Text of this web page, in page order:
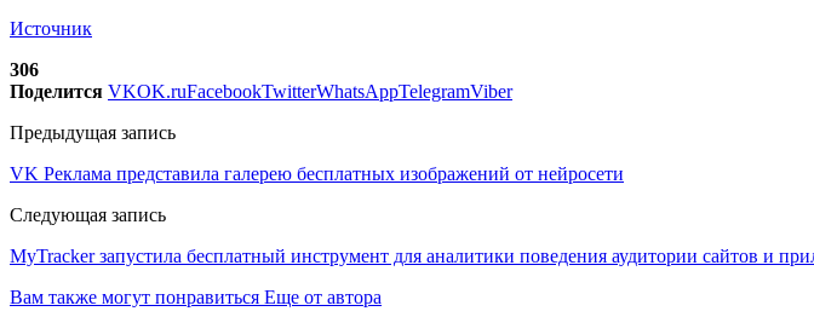
Источник
306
Поделится VKOK.ruFacebookTwitterWhatsAppTelegramViber
Предыдущая запись
VK Реклама представила галерею бесплатных изображений от нейросети
Следующая запись
MyTracker запустила бесплатный инструмент для аналитики поведения аудитории сайтов и
Вам также могут понравиться Еще от автора